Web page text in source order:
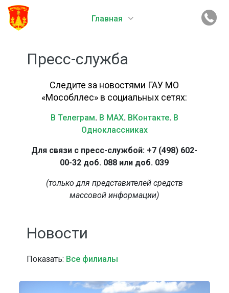
Главная
Пресс-служба
Следите за новостями ГАУ МО
«Мособллес» в социальных сетях:
В Телеграм. В MAX. ВКонтакте. В
Одноклассниках
Для связи с пресс-службой: +7 (498) 602-
00-32 доб. 088 или доб. 039
(только для представителей средств
массовой информации)
Новости
Показать: Все филиалы